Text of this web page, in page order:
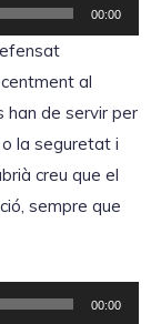
00:00
al
han de servir per
la seguretat i
creu que el
sempre que
00:00